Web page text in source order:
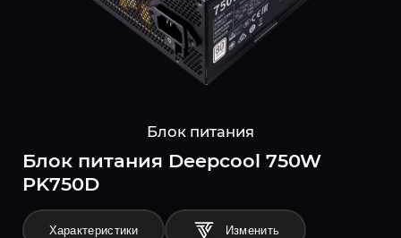
Блок питания
Блок питания Deepcool 750W
PK750D
Характеристики